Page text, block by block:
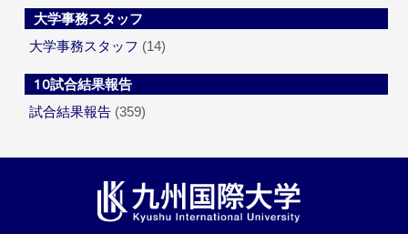
大学事務スタッフ
大学事務スタッフ (14)
10試合結果報告
試合結果報告 (359)